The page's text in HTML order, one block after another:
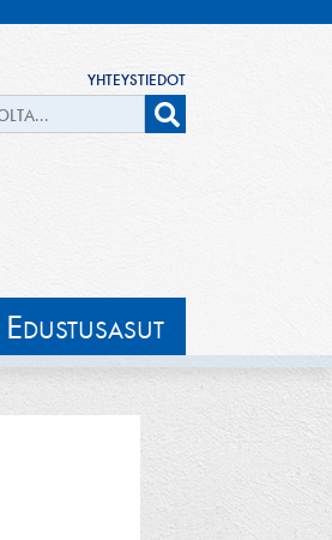
YHTEYSTIEDOT
EDUSTUSASUT